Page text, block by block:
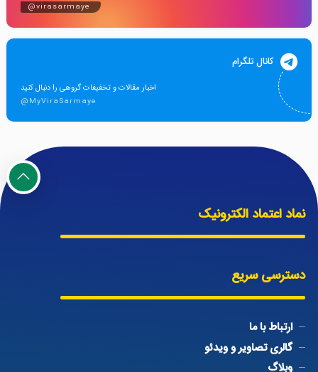
@virasarmaye
کانال تلگرام
اخبار مقالات و تخفیفات گروهی را دنبال کنید
@MyViraSarmaye
نماد اعتماد الکترونیک
دسترسی سریع
ارتباط با ما
گالری تصاویر و ویدئو
وبلاگ